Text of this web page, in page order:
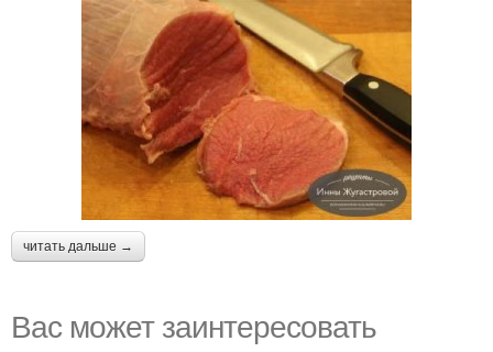
читать дальше →
Вас может заинтересовать